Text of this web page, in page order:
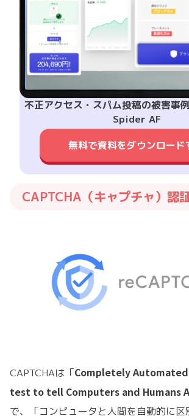
不正アクセス・スパム投稿の被害事
Spider AF
無料で資料をダウンロード
CAPTCHA（キャプチャ）認
CAPTCHAは「Completely
test to tell Computers and Humans
で、「コンピュータと人間を自動的に